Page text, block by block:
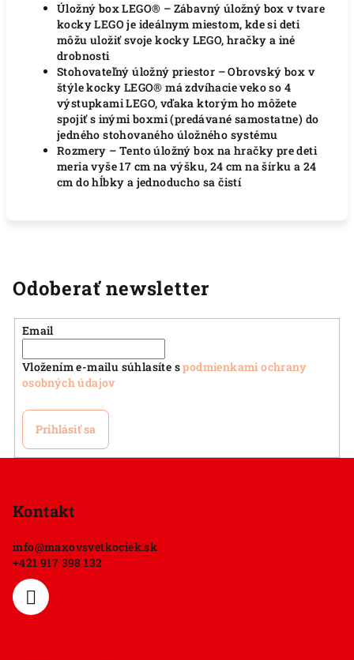
Úložný box LEGO® – Zábavný úložný box v tvare
kocky LEGO je ideálnym miestom, kde si deti
môžu uložiť svoje kocky LEGO, hračky a iné
drobnosti
Stohovateľný úložný priestor – Obrovský box v
štýle kocky LEGO® má zdvíhacie veko so 4
výstupkami LEGO, vďaka ktorým ho môžete
spojiť s inými boxmi (predávané samostatne) do
jedného stohovaného úložného systému
Rozmery – Tento úložný box na hračky pre deti
meria vyše 17 cm na výšku, 24 cm na šírku a 24
cm do hĺbky a jednoducho sa čistí
Odoberať newsletter
Email
Vložením e-mailu súhlasíte spodmienkami ochrany
osobných údajov
Prihlásiť sa
Kontakt
info@maxovsvetkociek.sk
+421 917 398 132